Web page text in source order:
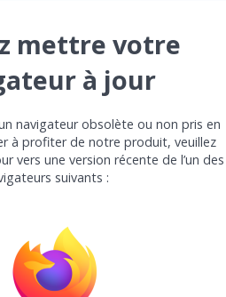
mettre votre
à jour
navigateur obsolète ou non pris en
à profiter de notre produit, veuillez
vers une version récente de l’un des
suivants :